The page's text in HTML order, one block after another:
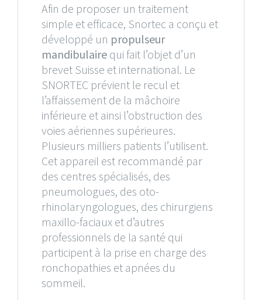
Afin de proposer un traitement
simple et efficace, Snortec a conçu et
développé un propulseur
mandibulairequi fait l’objet d’un
brevet Suisse et international. Le
SNORTEC prévient le recul et
l’affaissement de la mâchoire
inférieure et ainsi l’obstruction des
voies aériennes supérieures.
Plusieurs milliers patients l’utilisent.
Cet appareil est recommandé par
des centres spécialisés, des
pneumologues, des oto-
rhinolaryngologues, des chirurgiens
maxillo-faciaux et d’autres
professionnels de la santé qui
participent à la prise en charge des
ronchopathies et apnées du
sommeil.